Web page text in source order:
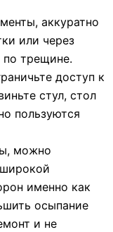
аккуратно
или через
по трещине.
доступ к
стул, стол
пользуются
можно
именно как
осыпание
и не